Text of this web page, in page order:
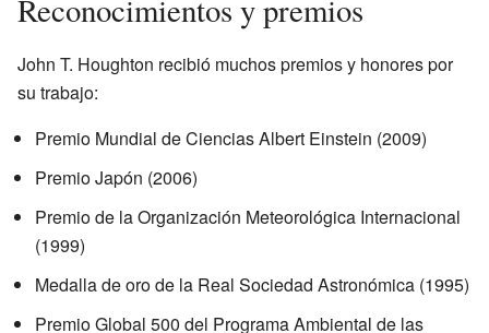
Reconocimientos y premios
John T. Houghton recibió muchos premios y honores por
su trabajo:
Premio Mundial de Ciencias Albert Einstein (2009)
Premio Japón (2006)
Premio de la Organización Meteorológica Internacional
(1999)
Medalla de oro de la Real Sociedad Astronómica (1995)
Premio Global 500 del Programa Ambiental de las